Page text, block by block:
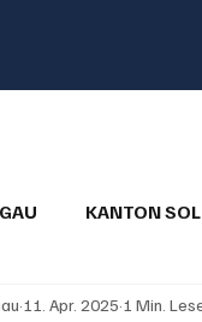
KANTON
11. Apr. 2025 1 Min.